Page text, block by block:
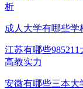
析
成人大学有哪些
江苏有哪些
高教实力
安微有哪些三本大